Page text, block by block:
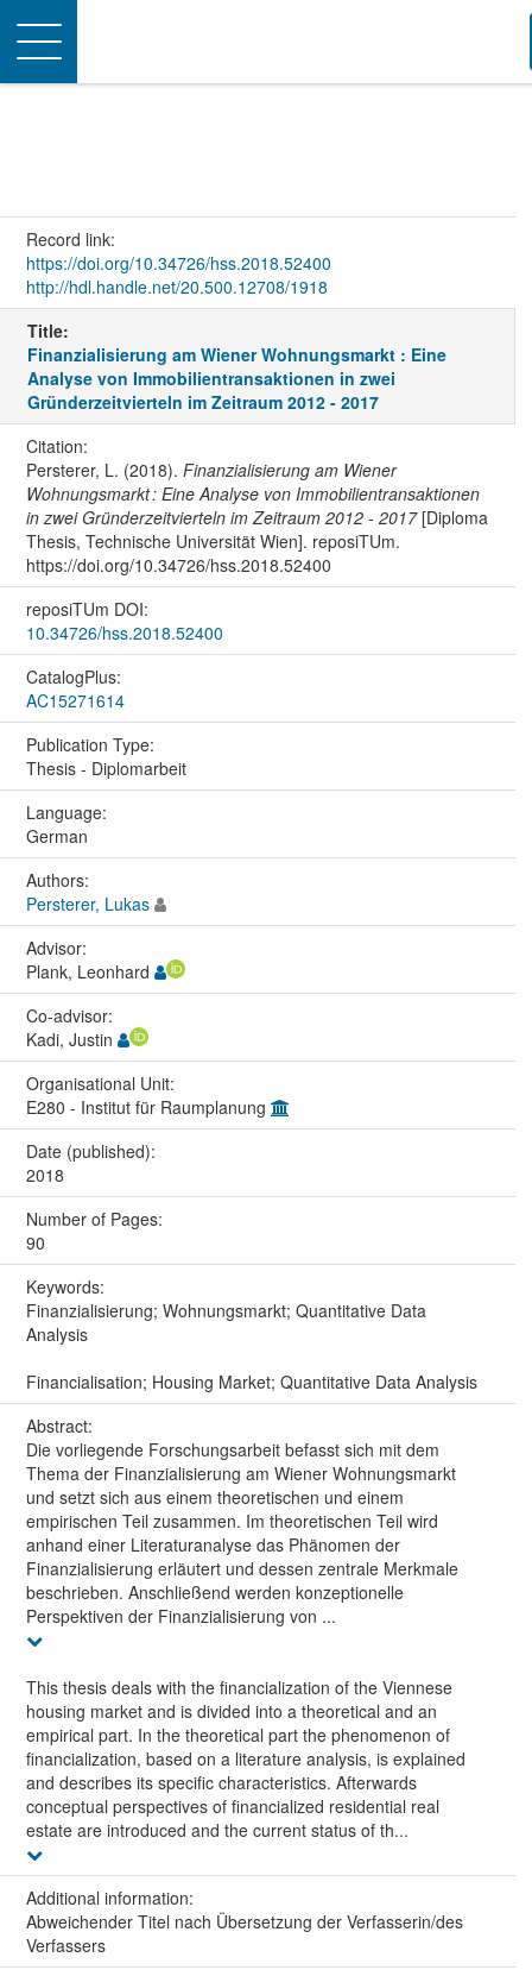
Toggle
navigation
Record link:
https://doi.org/10.34726/hss.2018.52400
http://hdl.handle.net/20.500.12708/1918
Title:
Finanzialisierung am Wiener Wohnungsmarkt : Eine
Analyse von Immobilientransaktionen in zwei
Gründerzeitvierteln im Zeitraum 2012 - 2017
Citation:
Persterer, L. (2018). Finanzialisierung am Wiener
Wohnungsmarkt : Eine Analyse von Immobilientransaktionen
in zwei Gründerzeitvierteln im Zeitraum 2012 - 2017[Diploma
Thesis, Technische Universität Wien]. reposiTUm.
https://doi.org/10.34726/hss.2018.52400
reposiTUm DOI:
10.34726/hss.2018.52400
CatalogPlus:
AC15271614
Publication Type:
Thesis - Diplomarbeit
Language:
German
Authors:
Persterer, Lukas
Advisor:
Plank, Leonhard
Co-advisor:
Kadi, Justin
Organisational Unit:
E280 - Institut für Raumplanung
Date (published):
2018
Number of Pages:
90
Keywords:
Finanzialisierung; Wohnungsmarkt; Quantitative Data
Analysis
Financialisation; Housing Market; Quantitative Data Analysis
Abstract:
Die vorliegende Forschungsarbeit befasst sich mit dem
Thema der Finanzialisierung am Wiener Wohnungsmarkt
und setzt sich aus einem theoretischen und einem
empirischen Teil zusammen. Im theoretischen Teil wird
anhand einer Literaturanalyse das Phänomen der
Finanzialisierung erläutert und dessen zentrale Merkmale
beschrieben. Anschließend werden konzeptionelle
Perspektiven der Finanzialisierung von ...
This thesis deals with the financialization of the Viennese
housing market and is divided into a theoretical and an
empirical part. In the theoretical part the phenomenon of
financialization, based on a literature analysis, is explained
and describes its specific characteristics. Afterwards
conceptual perspectives of financialized residential real
estate are introduced and the current status of th...
Additional information:
Abweichender Titel nach Übersetzung der Verfasserin/des
Verfassers